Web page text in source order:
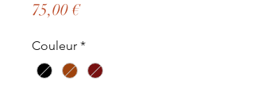
75,00 €Prix
Couleur *